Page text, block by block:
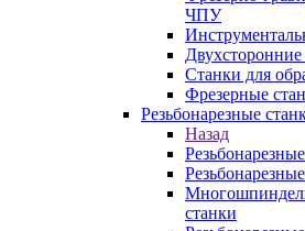
ЧПУ
Станки для
Фрезерные
Резьбонарезные
Назад
станки